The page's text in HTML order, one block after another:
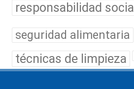
responsabilidad social
seguridad alimentaria
técnicas de limpieza